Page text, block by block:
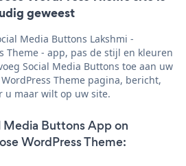
geweest
Media Buttons Lakshmi -
Theme - app, pas de stijl en kleuren
Social Media Buttons toe aan uw
Theme pagina, bericht,
u maar wilt op uw site.
Media Buttons App on
WordPress Theme: